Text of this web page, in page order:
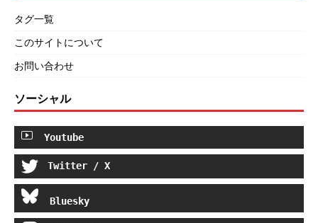
タグ一覧
このサイトについて
お問い合わせ
ソーシャル
Youtube
Twitter / X
Bluesky